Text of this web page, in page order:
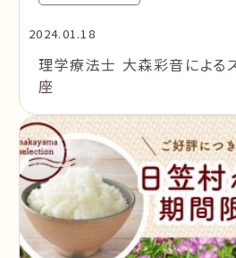
2024.01.18
理学療法士 大森彩音による
座